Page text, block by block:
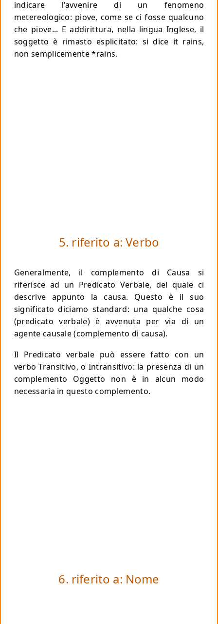
indicare l'avvenire di un fenomeno
metereologico: piove, come se ci fosse qualcuno
che piove... E addirittura, nella lingua Inglese, il
soggetto è rimasto esplicitato: si dice it rains,
non semplicemente*rains.
5. riferito a: Verbo
Generalmente, il complemento di Causa si
riferisce ad un Predicato Verbale, del quale ci
descrive appunto la causa. Questo è il suo
significato diciamo standard: una qualche cosa
(predicato verbale) è avvenuta per via di un
agente causale (complemento di causa).
Il Predicato verbale può essere fatto con un
verbo Transitivo, o Intransitivo: la presenza di un
complemento Oggetto non è in alcun modo
necessaria in questo complemento.
6. riferito a: Nome